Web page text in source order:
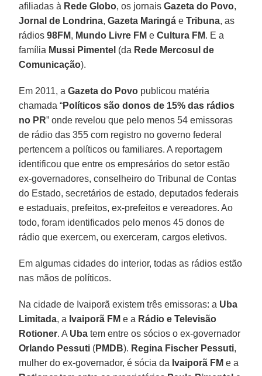
afiliadas à Rede Globo, os jornaisGazeta do Povo,
Jornal de Londrina,Gazeta Maringá eTribuna, as
rádios98FM, Mundo Livre FM eCultura FM. E a
família Mussi Pimentel (da Rede Mercosul de
Comunicação).
Em 2011, aGazeta do Povo publicou matéria
chamada “Políticos são donos de 15% das rádios
no PR” onde revelou que pelo menos 54 emissoras
de rádio das 355 com registro no governo federal
pertencem a políticos ou familiares. A reportagem
identificou que entre os empresários do setor estão
ex-governadores, conselheiro do Tribunal de Contas
do Estado, secretários de estado, deputados federais
e estaduais, prefeitos, ex-prefeitos e vereadores. Ao
todo, foram identificados pelo menos 45 donos de
rádio que exercem, ou exerceram, cargos eletivos.
Em algumas cidades do interior, todas as rádios estão
nas mãos de políticos.
Na cidade de Ivaiporã existem três emissoras: a Uba
Limitada, a Ivaiporã FM e a Rádio e Televisão
Rotioner. A Uba tem entre os sócios o ex-governador
Orlando Pessuti (PMDB). Regina Fischer Pessuti,
mulher do ex-governador, é sócia da Ivaiporã FM e a